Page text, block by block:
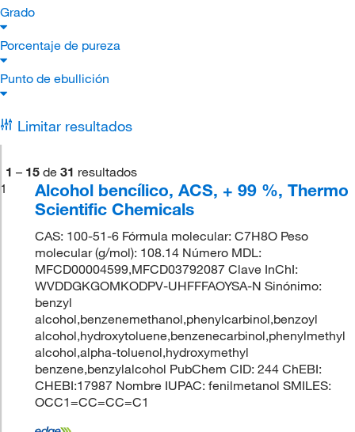
Grado
Porcentaje de pureza
Punto de ebullición
Limitar resultados
1 – 15 de 31 resultados
1
Alcohol bencílico, ACS, + 99 %, Thermo
Scientific Chemicals
CAS: 100-51-6 Fórmula molecular: C7H8O Peso
molecular (g/mol): 108.14 Número MDL:
MFCD00004599,MFCD03792087 Clave InChI:
WVDDGKGOMKODPV-UHFFFAOYSA-N Sinónimo:
benzyl
alcohol,benzenemethanol,phenylcarbinol,benzoyl
alcohol,hydroxytoluene,benzenecarbinol,phenylmethyl
alcohol,alpha-toluenol,hydroxymethyl
benzene,benzylalcohol PubChem CID: 244 ChEBI:
CHEBI:17987 Nombre IUPAC: fenilmetanol SMILES:
OCC1=CC=CC=C1